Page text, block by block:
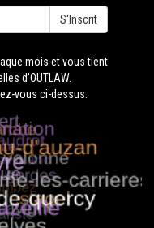
S'Inscrit
mois et vous tient
d'OUTLAW.
vous ci-dessus.